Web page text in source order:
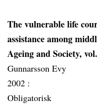
The vulnerable life
assistance among
Ageing and Society,
Gunnarsson Evy
2002 :
Obligatorisk